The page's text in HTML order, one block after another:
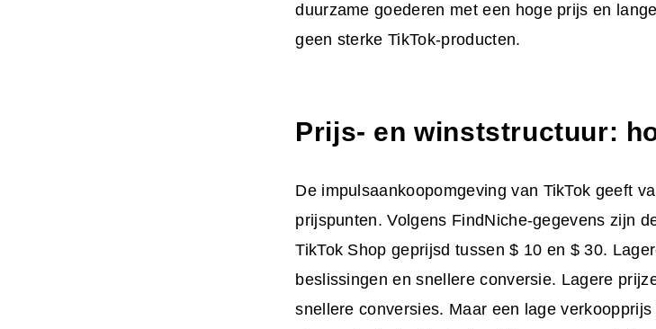
duurzame goederen met een hoge prijs en
geen sterke TikTok-producten.
Prijs- en winststructuur:
De impulsaankoopomgeving van TikTok geeft
prijspunten. Volgens FindNiche-gegevens zijn
TikTok Shop geprijsd tussen $ 10 en $ 30.
beslissingen en snellere conversie. Lagere
snellere conversies. Maar een lage